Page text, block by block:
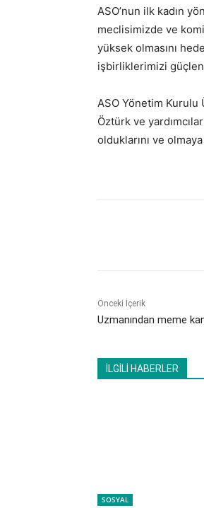
ASO’nun ilk kadın
meclisimizde ve
yüksek olmasını
işbirliklerimizi
ASO Yönetim
Öztürk ve
olduklarını ve
Önceki İçerik
Uzmanından meme
İLGİLİ HABERLER
SOSYAL